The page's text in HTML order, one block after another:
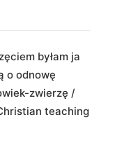
byłam ja
o odnowę
zwierzę /
teaching